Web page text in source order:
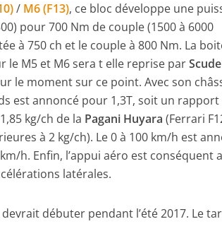
/ M6 (F13), ce bloc développe une
pour 700 Nm de couple (1500 à 6000
à 750 ch et le couple à 800 Nm. La
le M5 et M6 sera t elle reprise par
le moment sur ce point. Avec son
est annoncé pour 1,3T, soit un rapport
kg/ch de la Pagani Huyara (Ferrari
à 2 kg/ch). Le 0 à 100 km/h est
h. Enfin, l’appui aéro est conséquent
latérales.
débuter pendant l’été 2017. Le